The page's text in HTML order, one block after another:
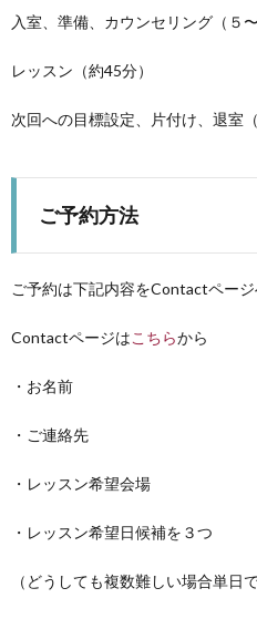
入室、準備、カウンセリング（５〜
レッスン（約45分）
次回への目標設定、片付け、退室（
ご予約方法
ご予約は下記内容をContactページ
Contactページはこちらから
・お名前
・ご連絡先
・レッスン希望会場
・レッスン希望日候補を３つ
（どうしても複数難しい場合単日